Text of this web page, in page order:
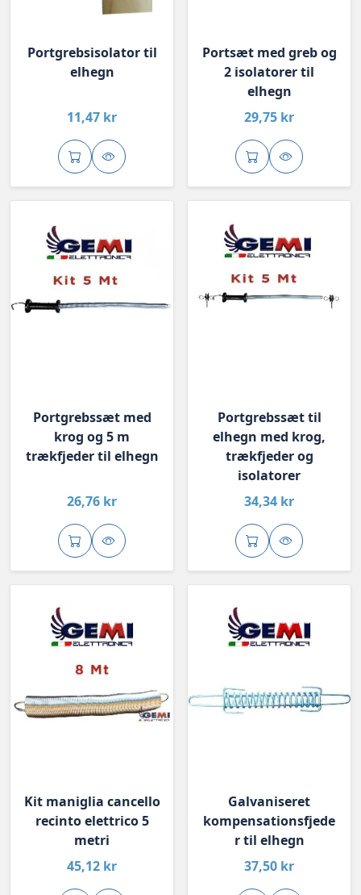
Portgrebsisolator til
elhegn
11,47 kr
Portsæt med greb og
2 isolatorer til
elhegn
29,75 kr
Portgrebssæt med
krog og 5 m
trækfjeder til elhegn
26,76 kr
Portgrebssæt til
elhegn med krog,
trækfjeder og
isolatorer
34,34 kr
Kit maniglia cancello
recinto elettrico 5
metri
45,12 kr
Galvaniseret
kompensationsfjede
r til elhegn
37,50 kr